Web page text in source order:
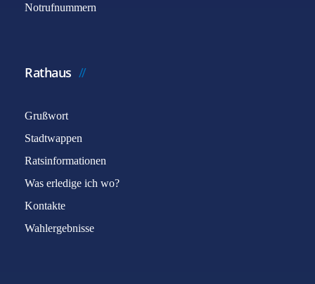
Notrufnummern
Rathaus
Grußwort
Stadtwappen
Ratsinformationen
Was erledige ich wo?
Kontakte
Wahlergebnisse